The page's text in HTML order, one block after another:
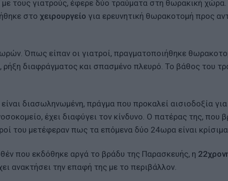
τους γιατρούς, έφερε δύο τραύματα στη θωρακική
στο χειρουργείο για ερευνητική θωρακοτομή προς
Όπως είπαν οι γιατροί, πραγματοποιήθηκε
ρήξη διαφράγματος και σπασμένο πλευρό. Το βάθος του
διασωληνωμένη, πράγμα που προκαλεί αισιοδοξία για
έχει διαφύγει τον κίνδυνο. Ο πατέρας της, που
του μετέφεραν πως τα επόμενα δύο 24ωρα είναι
που εκδόθηκε αργά το βράδυ της Παρασκευής, η
ανακτήσει την επαφή της με το περιβάλλον.